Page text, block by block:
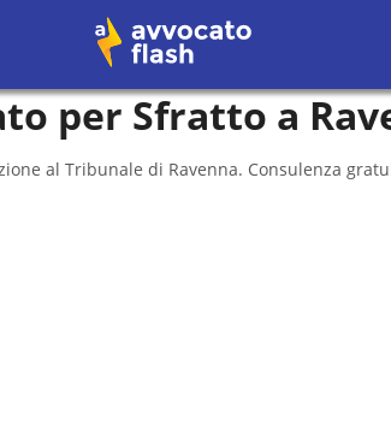
per Sfratto a
al Tribunale di Ravenna. Consulenza